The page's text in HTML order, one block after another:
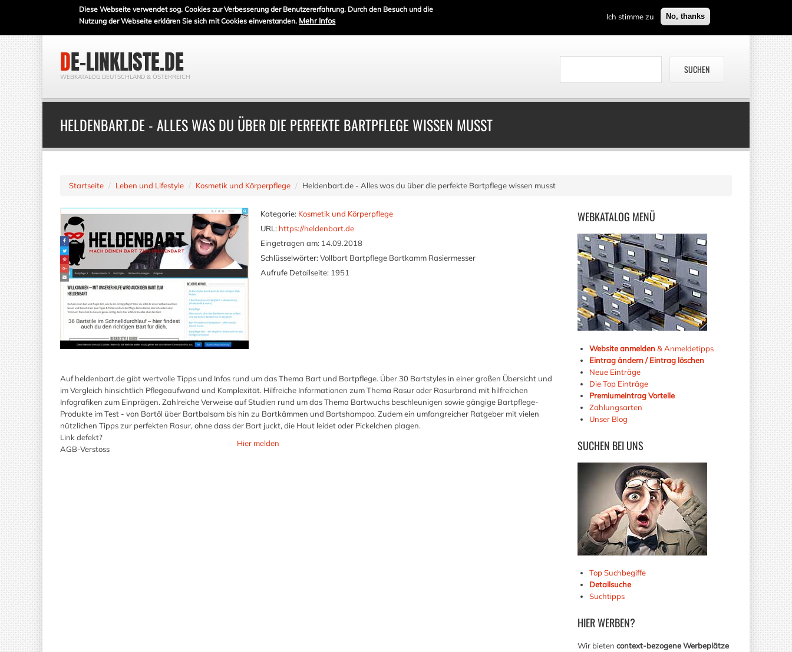
Diese Webseite verwendet sog. Cookies zur Verbesserung der Benutzererfahrung. Durch den Besuch und die
Nutzung der Webseite erklären Sie sich mit Cookies einverstanden. Mehr Infos Ich stimme zu No, thanks
DE-LINKLISTE.DE
WEBKATALOG DEUTSCHLAND & ÖSTERREICH
HELDENBART.DE - ALLES WAS DU ÜBER DIE PERFEKTE BARTPFLEGE WISSEN MUSST
Startseite Leben und Lifestyle Kosmetik und Körperpflege Heldenbart.de - Alles was du über die perfekte Bartpflege wissen musst
WEBKATALOG MENÜ
Website anmelden& Anmeldetipps
Eintrag ändern / Eintrag löschen
Neue Einträge
Die Top Einträge
Premiumeintrag Vorteile
Zahlungsarten
Unser Blog
SUCHEN BEI UNS
Top Suchbegiffe
Detailsuche
Suchtipps
HIERWERBEN?
Wir bieten context-bezogene Werbeplätze
Kategorie: Kosmetik und Körperpflege
URL: https://heldenbart.de
Eingetragen am: 14.09.2018
Schlüsselwörter: Vollbart Bartpflege Bartkamm Rasiermesser
Aufrufe Detailseite: 1951
Auf heldenbart.de gibt wertvolle Tipps und Infos rund um das Thema Bart und Bartpflege. Über 30 Bartstyles in einer großen Übersicht und
im Vergleich hinsichtlich Pflegeaufwand und Komplexität. Hilfreiche Informationen zum Thema Rasur oder Rasurbrand mit hilfreichen
Infografiken zum Einprägen. Zahlreiche Verweise auf Studien rund um das Thema Bartwuchs beschleunigen sowie gängige Bartpflege-
Produkte im Test - von Bartöl über Bartbalsam bis hin zu Bartkämmen und Bartshampoo. Zudem ein umfangreicher Ratgeber mit vielen
nützlichen Tipps zur perfekten Rasur, ohne dass der Bart juckt, die Haut leidet oder Pickelchen plagen.
Link defekt?
AGB-Verstoss
Hier melden